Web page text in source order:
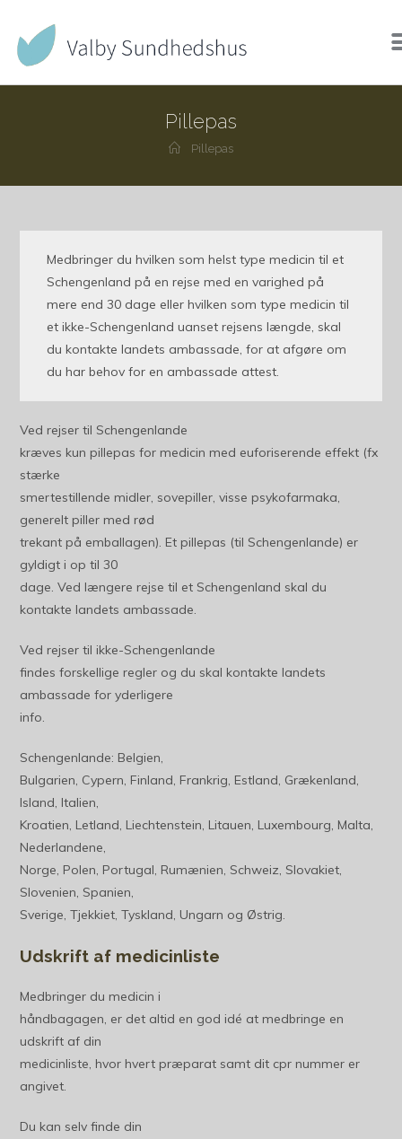
Pillepas
Pillepas
Medbringer du hvilken som helst type medicin til et
Schengenland på en rejse med en varighed på
mere end 30 dage eller hvilken som type medicin til
et ikke-Schengenland uanset rejsens længde, skal
du kontakte landets ambassade, for at afgøre om
du har behov for en ambassade attest.
Ved rejser til Schengenlande
kræves kun pillepas for medicin med euforiserende effekt (fx
stærke
smertestillende midler, sovepiller, visse psykofarmaka,
generelt piller med rød
trekant på emballagen). Et pillepas (til Schengenlande) er
gyldigt i op til 30
dage. Ved længere rejse til et Schengenland skal du
kontakte landets ambassade.
Ved rejser til ikke-Schengenlande
findes forskellige regler og du skal kontakte landets
ambassade for yderligere
info.
Schengenlande: Belgien,
Bulgarien, Cypern, Finland, Frankrig, Estland, Grækenland,
Island, Italien,
Kroatien, Letland, Liechtenstein, Litauen, Luxembourg, Malta,
Nederlandene,
Norge, Polen, Portugal, Rumænien, Schweiz, Slovakiet,
Slovenien, Spanien,
Sverige, Tjekkiet, Tyskland, Ungarn og Østrig.
Udskrift af medicinliste
Medbringer du medicin i
håndbagagen, er det altid en god idé at medbringe en
udskrift af din
medicinliste, hvor hvert præparat samt dit cpr nummer er
angivet.
Du kan selv finde din